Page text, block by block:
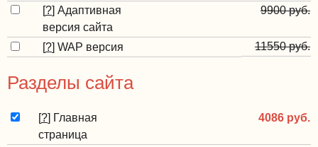
[?] Адаптивная
версия сайта
9900 руб.
[?] WAP версия 11550 руб.
Разделы сайта
[?] Главная
страница
4086 руб.